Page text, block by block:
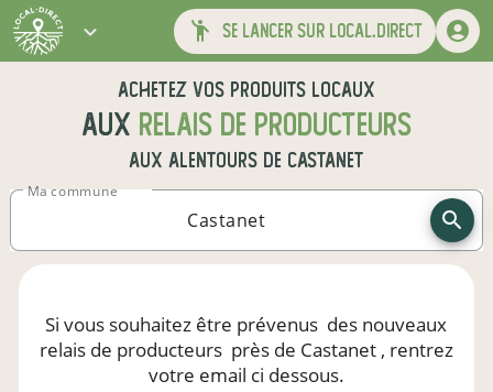
se lancer sur local.direct
Achetez vos produits locaux
aux relais de producteurs
aux alentours de Castanet
Ma commune
Si vous souhaitez être prévenus des nouveaux
relais de producteurs près de Castanet, rentrez
votre email ci dessous.